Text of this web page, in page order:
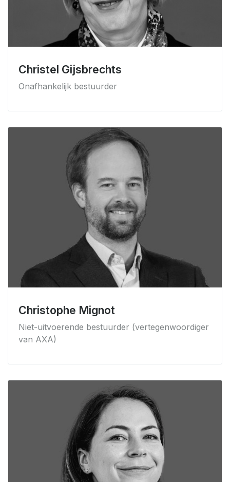
Christel Gijsbrechts
Onafhankelijk bestuurder
Christophe Mignot
Niet-uitvoerende bestuurder (vertegenwoordiger
van AXA)